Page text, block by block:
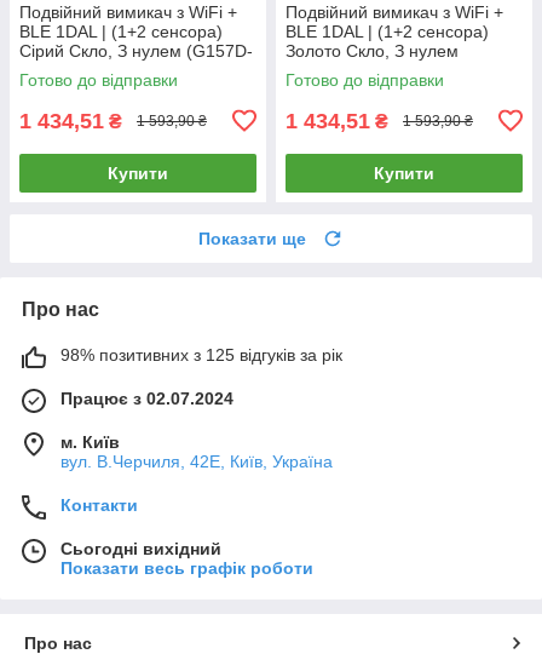
Подвійний вимикач з WiFi +
BLE 1DAL | (1+2 сенсора)
Сірий Скло, З нулем (G157D-
SW1G2G.WF.GR)
Готово до відправки
1 434,51 ₴ 1 593,90 ₴
Купити
Подвійний вимикач з WiFi +
BLE 1DAL | (1+2 сенсора)
Золото Скло, З нулем
(G157D-SW1G2G.WF.GD)
Готово до відправки
1 434,51 ₴ 1 593,90 ₴
Купити
Показати ще
Про нас
98% позитивних з 125 відгуків за рік
Працює з 02.07.2024
м. Київ
вул. В.Черчиля, 42Е, Київ, Україна
Контакти
Сьогодні вихідний
Показати весь графік роботи
Про нас